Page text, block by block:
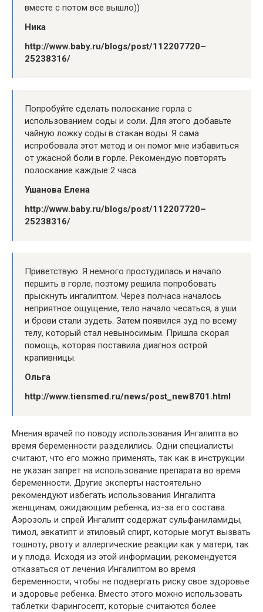
вместе с потом все вышло))
Ника
http://www.baby.ru/blogs/post/112207720–
25238316/
Попробуйте сделать полоскание горла с
использованием соды и соли. Для этого добавьте
чайную ложку соды в стакан воды. Я сама
испробовала этот метод и он помог мне избавиться
от ужасной боли в горле. Рекомендую повторять
полоскание каждые 2 часа.
Ушанова Елена
http://www.baby.ru/blogs/post/112207720–
25238316/
Приветствую. Я немного простудилась и начало
першить в горле, поэтому решила попробовать
прыскнуть ингалиптом. Через полчаса началось
неприятное ощущение, тело начало чесаться, а уши
и брови стали зудеть. Затем появился зуд по всему
телу, который стал невыносимым. Пришла скорая
помощь, которая поставила диагноз острой
крапивницы.
Ольга
http://www.tiensmed.ru/news/post_new8701.html
Мнения врачей по поводу использования Ингалипта во
время беременности разделились. Одни специалисты
считают, что его можно применять, так как в инструкции
не указан запрет на использование препарата во время
беременности. Другие эксперты настоятельно
рекомендуют избегать использования Ингалипта
женщинам, ожидающим ребенка, из-за его состава.
Аэрозоль и спрей Ингалипт содержат сульфаниламиды,
тимол, эвкатипт и этиловый спирт, которые могут вызвать
тошноту, рвоту и аллергические реакции как у матери, так
и у плода. Исходя из этой информации, рекомендуется
отказаться от лечения Ингалиптом во время
беременности, чтобы не подвергать риску свое здоровье
и здоровье ребенка. Вместо этого можно использовать
таблетки Фарингосепт, которые считаются более